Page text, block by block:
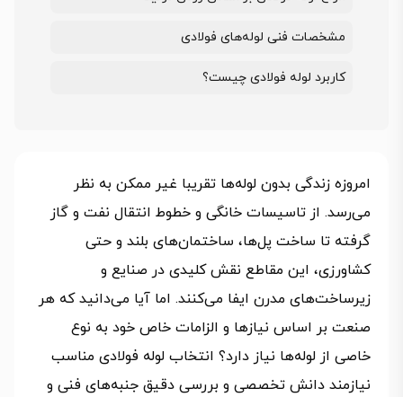
مشخصات فنی لوله‌های فولادی
کاربرد لوله فولادی چیست؟
امروزه زندگی بدون لوله‌ها تقریبا غیر ممکن به نظر
می‌رسد. از تاسیسات خانگی و خطوط انتقال نفت و گاز
گرفته تا ساخت پل‌ها، ساختمان‌های بلند و حتی
کشاورزی، این مقاطع نقش کلیدی در صنایع و
زیرساخت‌های مدرن ایفا می‌کنند. اما آیا می‌دانید که هر
صنعت بر اساس نیازها و الزامات خاص خود به نوع
خاصی از لوله‌ها نیاز دارد؟ انتخاب لوله فولادی مناسب
نیازمند دانش تخصصی و بررسی دقیق جنبه‌های فنی و